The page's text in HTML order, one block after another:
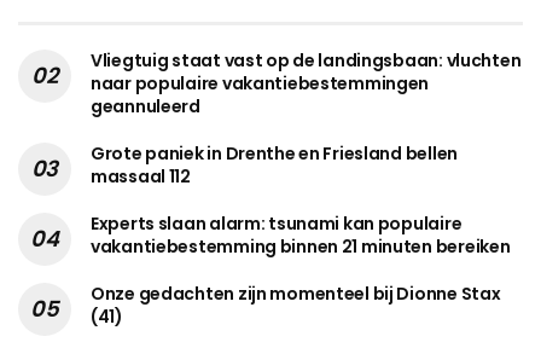
Vliegtuig staat vast op de landingsbaan: vluchten
naar populaire vakantiebestemmingen
geannuleerd
Grote paniek in Drenthe en Friesland bellen
massaal 112
Experts slaan alarm: tsunami kan populaire
vakantiebestemming binnen 21 minuten bereiken
Onze gedachten zijn momenteel bij Dionne Stax
(41)